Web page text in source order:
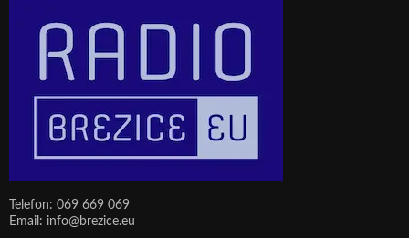
Telefon: 069 669 069
Email: info@brezice.eu